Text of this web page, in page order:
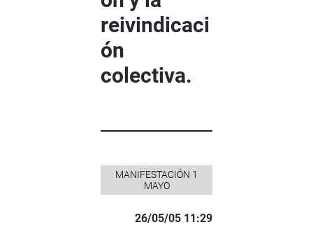
reivindicaci
ón
colectiva.
MANIFESTACIÓN 1
MAYO
26/05/05 11:29